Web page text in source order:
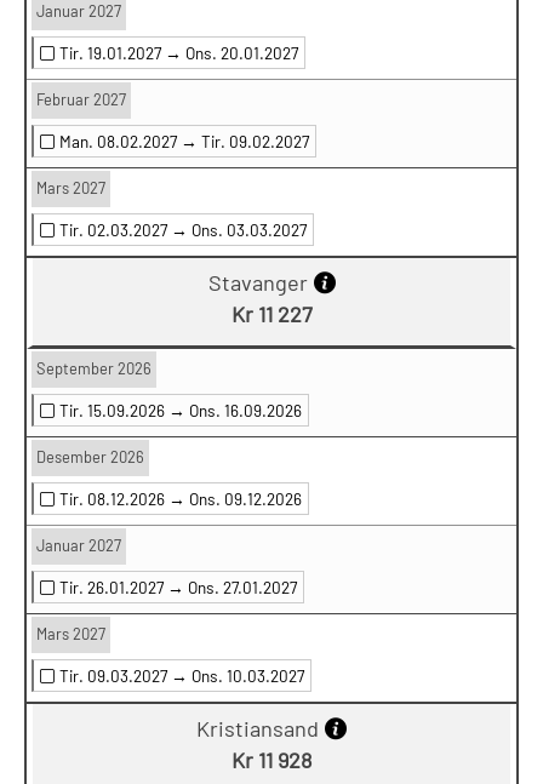
Januar 2027
Tir. 19.01.2027 → Ons. 20.01.2027
Februar 2027
Man. 08.02.2027 → Tir. 09.02.2027
Mars 2027
Tir. 02.03.2027 → Ons. 03.03.2027
Stavanger
Kr 11 227
September 2026
Tir. 15.09.2026 → Ons. 16.09.2026
Desember 2026
Tir. 08.12.2026 → Ons. 09.12.2026
Januar 2027
Tir. 26.01.2027 → Ons. 27.01.2027
Mars 2027
Tir. 09.03.2027 → Ons. 10.03.2027
Kristiansand
Kr 11 928